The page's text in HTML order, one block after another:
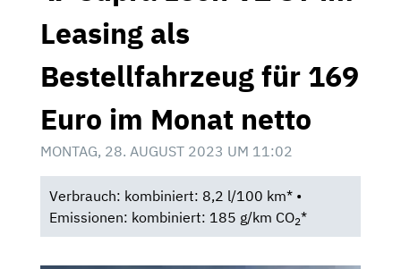
Leasing als
Bestellfahrzeug für 169
Euro im Monat netto
MONTAG, 28. AUGUST 2023 UM 11:02
Verbrauch: kombiniert: 8,2 l/100 km* •
Emissionen: kombiniert: 185 g/km CO2*